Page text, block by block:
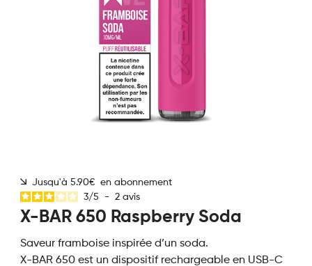
DEVENIR REVENDEUR
Jusqu'à 5.90€ en abonnement
3/5 - 2 avis
X-BAR 650 Raspberry Soda
Saveur framboise inspirée d’un soda.
X-BAR 650 est un dispositif rechargeable en USB-C